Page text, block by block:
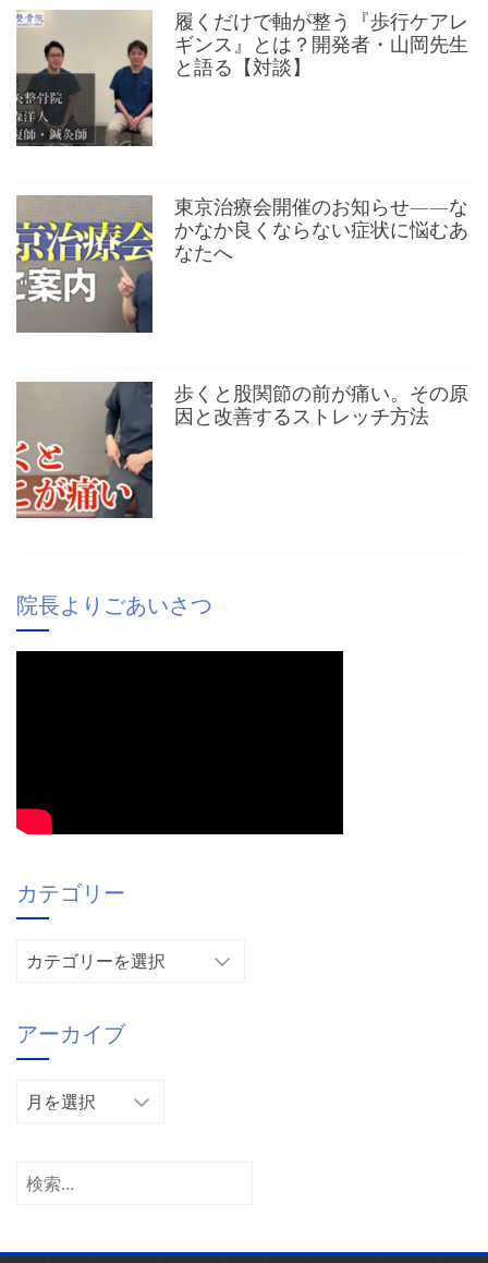
履くだけで軸が整う『歩行ケアレ
ギンス』とは？開発者・山岡先生
と語る【対談】
東京治療会開催のお知らせ——な
かなか良くならない症状に悩むあ
なたへ
歩くと股関節の前が痛い。その原
因と改善するストレッチ方法
院長よりごあいさつ
カテゴリー
リ
ー
アーカイブ
ア
イ
検